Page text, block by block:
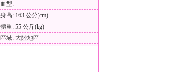
血型:
身高: 163 公分(cm)
體重: 55 公斤(kg)
區域: 大陸地區